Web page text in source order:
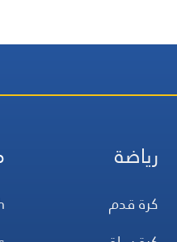
رياضة
كرة قدم